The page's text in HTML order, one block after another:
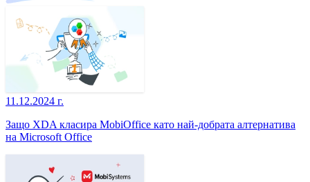
11.12.2024 г.
Защо XDA класира MobiOffice като най-добрата алтернатива
на Microsoft Office